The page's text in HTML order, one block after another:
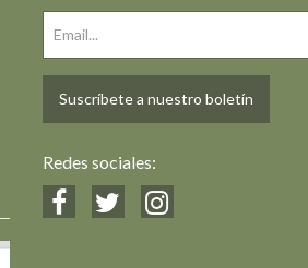
Suscríbete a nuestro boletín
Redes sociales: